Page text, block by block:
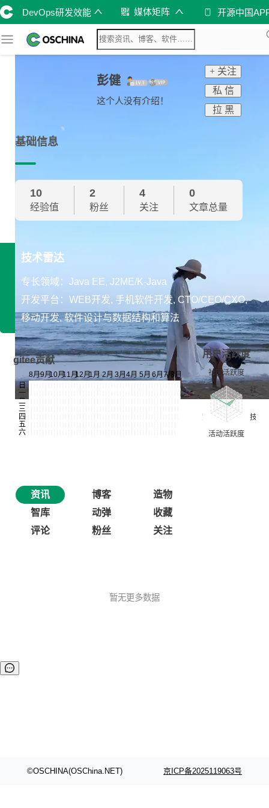
DevOps研发效能 媒体矩阵 开源中国
彭健
这个人没有介绍！
+ 关注
私 信
拉 黑
基础信息
10
经验值
2
粉丝
4
关注
0
文章总量
技术雷达
专长领域：Java EE, J2ME/K-Java
开发平台：WEB开发, 手机软件开发, CTO/CEO/CXO,
移动开发, 软件设计与数据结构和算法
gitee贡献
用户活跃度
资讯 博客
造物
智库
动弹
收藏
评论
粉丝 关注
暂无更多数据
©OSCHINA(OSChina.NET) 京ICP备2025119063号